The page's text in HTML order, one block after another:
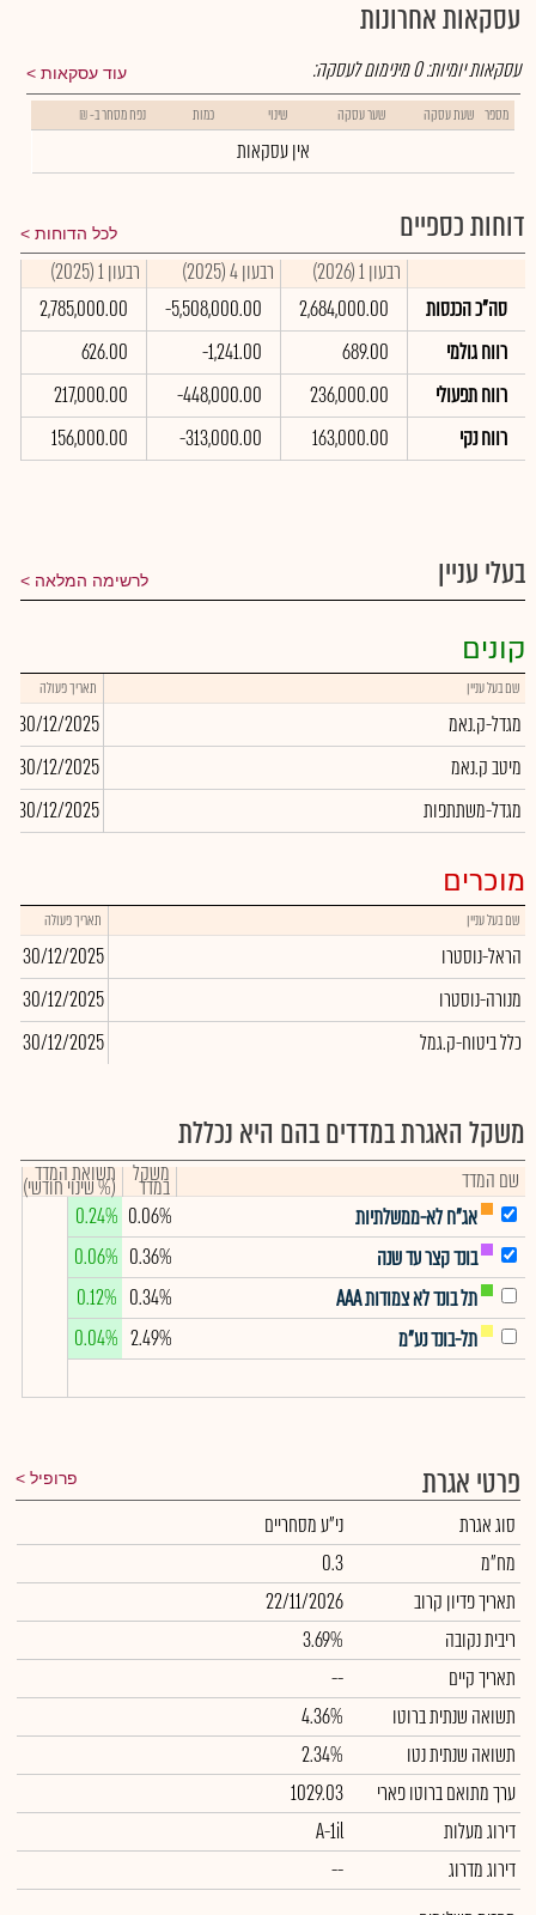
עסקאות אחרונות
עוד עסקאות עסקאות יומיות:0מינימום לעסקה:
מספר שעת עסקה שער עסקה שינוי כמות נפח מסחר ב- ₪
אין עסקאות
דוחות כספיים לכל הדוחות
רבעון 1 (2026) רבעון 4 (2025) רבעון 1 (2025)
סה"כ הכנסות
2,684,000.00
-5,508,000.00
2,785,000.00
רווח גולמי
689.00
-1,241.00
626.00
רווח תפעולי
236,000.00
-448,000.00
217,000.00
רווח נקי
163,000.00
-313,000.00
156,000.00
בעלי עניין לרשימה המלאה
קונים
שם בעל עניין תאריך פעולה
מגדל-ק.נאמ 30/12/2025
מיטב ק.נאמ
30/12/2025
מגדל-משתתפות
30/12/2025
מוכרים
שם בעל עניין תאריך פעולה
הראל-נוסטרו 30/12/2025
מנורה-נוסטרו
30/12/2025
כלל ביטוח-ק.גמל
30/12/2025
משקל האגרת במדדים בהם היא נכללת
שם המדד משקל
במדד תשואת המדד
(% שינוי חודשי)
אג"ח לא-ממשלתיות
0.06%
0.24%
בונד קצר עד שנה
0.36%
0.06%
תל בונד לא צמודות AAA
0.34%
0.12%
תל-בונד נע"מ
2.49%
0.04%
פרטי אגרת פרופיל
סוג אגרת
ני"ע מסחריים
מח"מ
0.3
תאריך פדיון קרוב
22/11/2026
ריבית נקובה
3.69%
תאריך קיים
--
תשואה שנתית ברוטו
4.36%
תשואה שנתית נטו
2.34%
ערך מתואם ברוטו פארי
1029.03
דירוג מעלות
A-1il
דירוג מדרוג
--